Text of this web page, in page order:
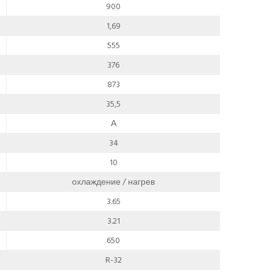
900
1,69
555
376
873
35,5
А
34
10
охлаждение / нагрев
3.65
3.21
650
R-32